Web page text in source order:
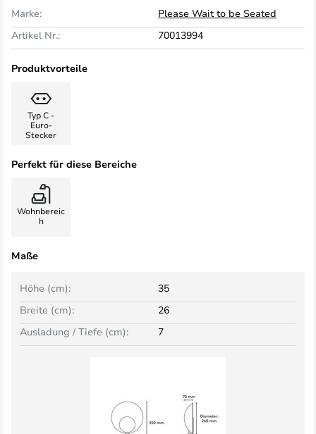
Marke:
Please Wait to be Seated
Artikel Nr.:
70013994
Produktvorteile
Typ C -
Euro-
Stecker
Perfekt für diese Bereiche
Wohnbereic
h
Maße
Breite (cm): 26
Höhe (cm): 35
Ausladung / Tiefe (cm): 7